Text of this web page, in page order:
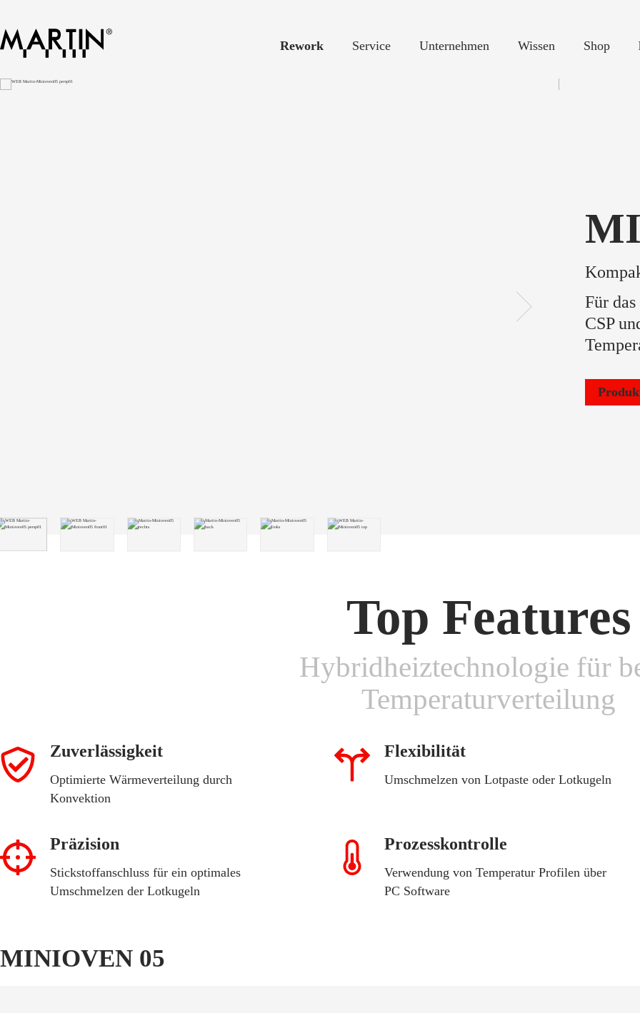
Rework Service Unternehmen Wissen Shop
Für
CSP
Top Features
Hybridheiztechnologie für
Temperaturverteilung
Zuverlässigkeit
Optimierte Wärmeverteilung durch
Konvektion
Flexibilität
Umschmelzen von Lotpaste oder Lotkugeln
Präzision
Stickstoffanschluss für ein optimales
Umschmelzen der Lotkugeln
Prozesskontrolle
Verwendung von Temperatur Profilen über
PC Software
MINIOVEN 05